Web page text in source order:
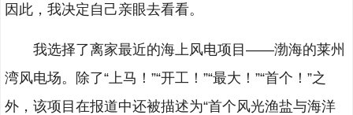
因此，我决定自己亲眼去看看。
我选择了离家最近的海上风电项目——渤海的莱州
湾风电场。除了“上马！”“开工！”“最大！”“首个！”之
外，该项目在报道中还被描述为“首个风光渔盐与海洋